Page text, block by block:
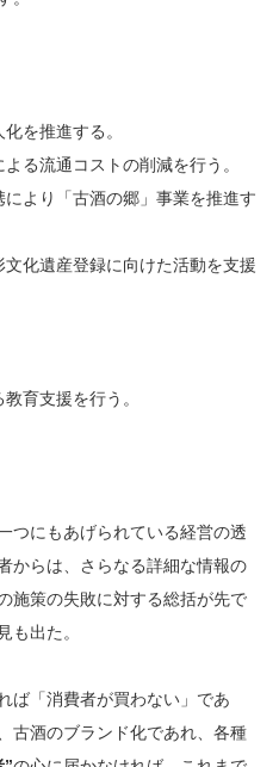
を推進する。
る流通コストの削減を行う。
より「古酒の郷」事業を推進す
化遺産登録に向けた活動を支援
育支援を行う。
つにもあげられている経営の透
からは、さらなる詳細な情報の
施策の失敗に対する総括が先で
も出た。
ば「消費者が買わない」であ
古酒のブランド化であれ、各種